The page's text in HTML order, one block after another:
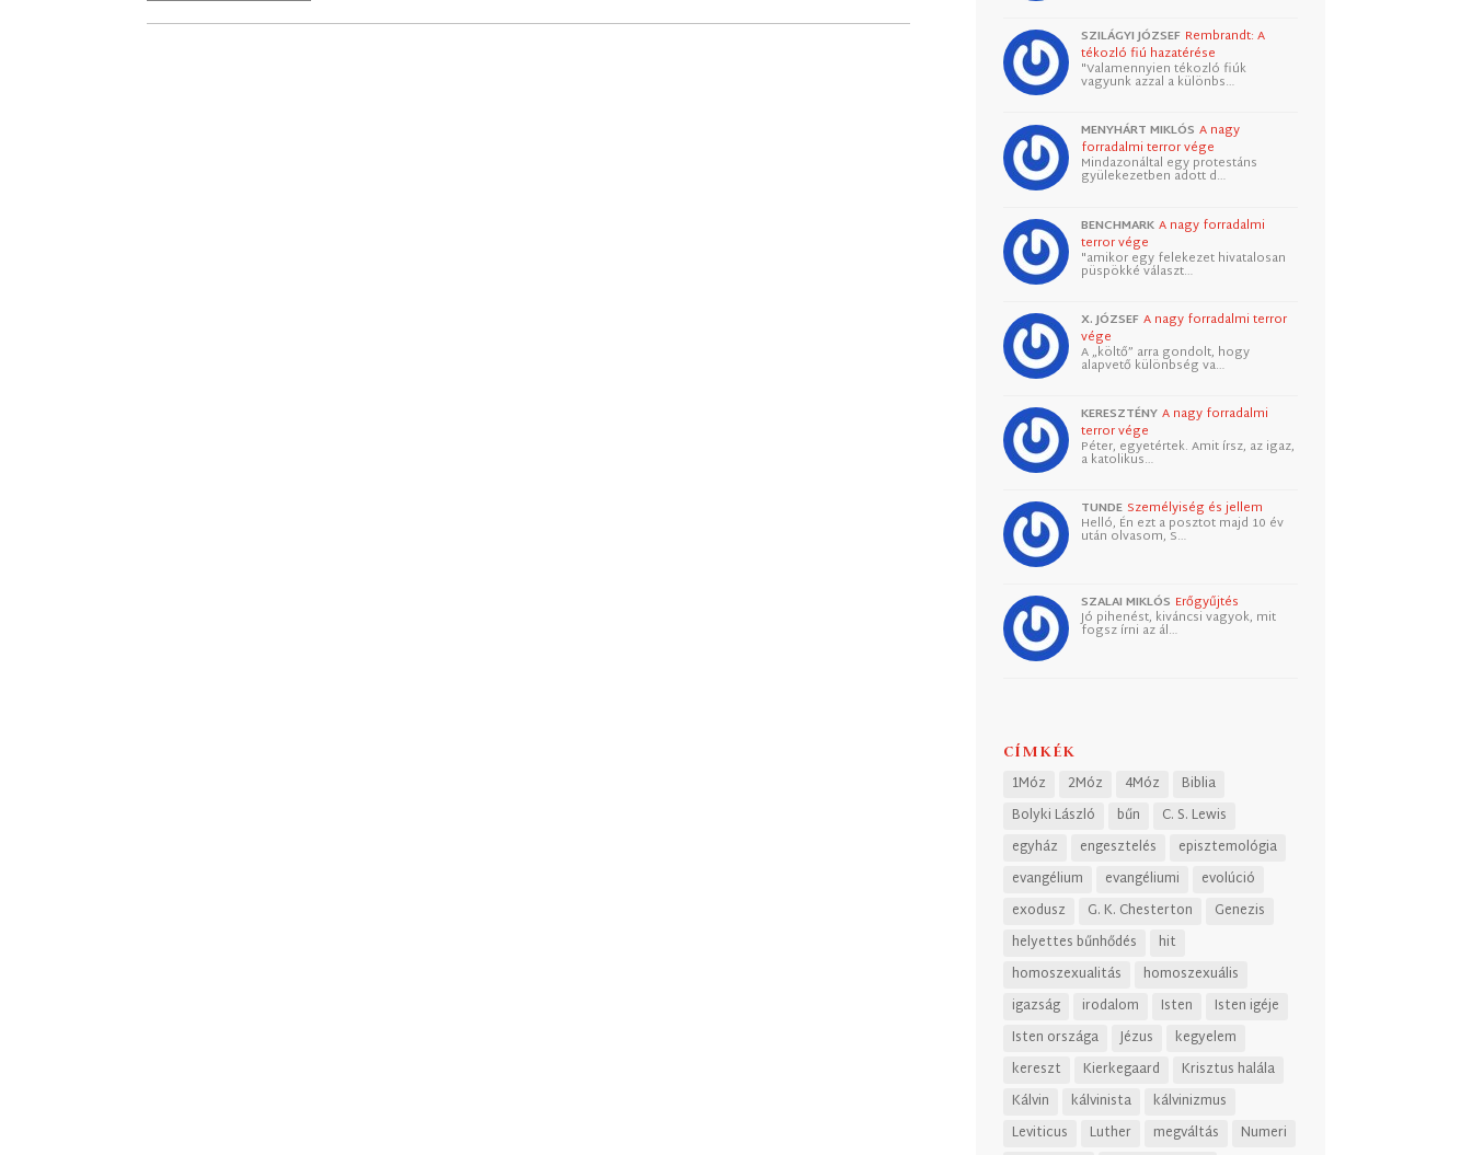
SZILÁGYI JÓZSEF Rembrandt: A
tékozló fiú hazatérése
"Valamennyien tékozló fiúk
vagyunk azzal a különbs…
MENYHÁRT MIKLÓS A nagy
forradalmi terror vége
Mindazonáltal egy protestáns
gyülekezetben adott d…
BENCHMARK A nagy forradalmi
terror vége
"amikor egy felekezet hivatalosan
püspökké választ…
X. JÓZSEF A nagy forradalmi terror
vége
A „költő” arra gondolt, hogy
alapvető különbség va…
KERESZTÉNY A nagy forradalmi
terror vége
Péter, egyetértek. Amit írsz, az igaz,
a katolikus…
TUNDE Személyiség és jellem
Helló, Én ezt a posztot majd 10 év
után olvasom, S…
SZALAI MIKLÓS Erőgyűjtés
Jó pihenést, kiváncsi vagyok, mit
fogsz írni az ál…
CÍMKÉK
1Móz 2Móz 4Móz
Biblia
Bolyki László
bűn
C. S. Lewis
egyház
engesztelés
episztemológia
evangélium
evangéliumi
evolúció
exodusz
G. K. Chesterton
Genezis
helyettes bűnhődés
hit
homoszexualitás
homoszexuális
igazság
irodalom Isten
Isten igéje
Isten országa
Jézus
kegyelem
kereszt
Kierkegaard
Krisztus halála
Kálvin
kálvinista
kálvinizmus
Leviticus
Luther megváltás
Numeri